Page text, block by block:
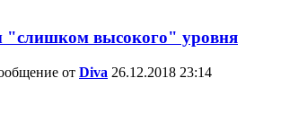
высокого" уровня
от Diva 26.12.2018 23:14